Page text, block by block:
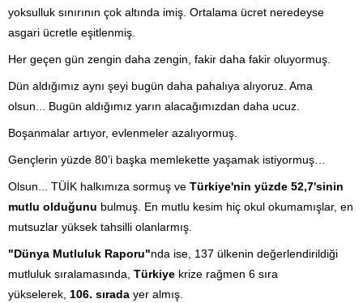
yoksulluk sınırının çok altında imiş. Ortalama ücret neredeyse
asgari ücretle eşitlenmiş.
Her geçen gün zengin daha zengin, fakir daha fakir oluyormuş.
Dün aldığımız aynı şeyi bugün daha pahalıya alıyoruz. Ama
olsun... Bugün aldığımız yarın alacağımızdan daha ucuz.
Boşanmalar artıyor, evlenmeler azalıyormuş.
Gençlerin yüzde 80’i başka memlekette yaşamak istiyormuş…
Olsun... TÜİK halkımıza sormuş ve Türkiye'nin yüzde 52,7'sinin
mutlu olduğunu bulmuş. En mutlu kesim hiç okul okumamışlar, en
mutsuzlar yüksek tahsilli olanlarmış.
"Dünya Mutluluk Raporu"nda ise, 137 ülkenin değerlendirildiği
mutluluk sıralamasında, Türkiye krize rağmen 6 sıra
yükselerek, 106. sırada yer almış.